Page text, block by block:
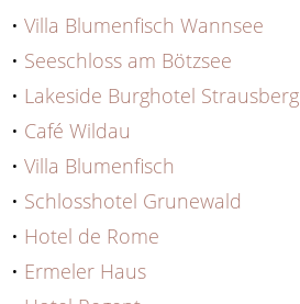
• Villa Blumenfisch Wannsee
• Seeschloss am Bötzsee
• Lakeside Burghotel Strausberg
• Café Wildau
• Villa Blumenfisch
• Schlosshotel Grunewald
• Hotel de Rome
• Ermeler Haus